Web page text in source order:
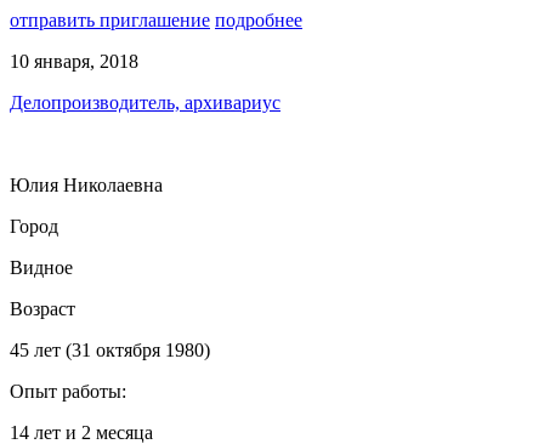
отправить приглашение подробнее
10 января, 2018
Делопроизводитель, архивариус
Юлия Николаевна
Город
Видное
Возраст
45 лет (31 октября 1980)
Опыт работы:
14 лет и 2 месяца